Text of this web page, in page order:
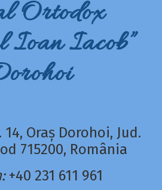
Ortodox
Ioan Iacob”
Oraș Dorohoi, Jud.
715200, România
+40 231 611 961